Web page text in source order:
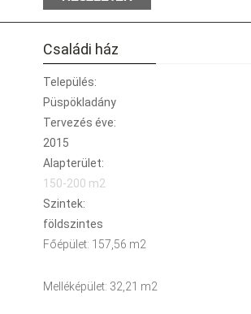
Családi ház
Település:
Püspökladány
Tervezés éve:
2015
Alapterület:
150-200 m2
Szintek:
földszintes
Főépület: 157,56 m2
Melléképület: 32,21 m2